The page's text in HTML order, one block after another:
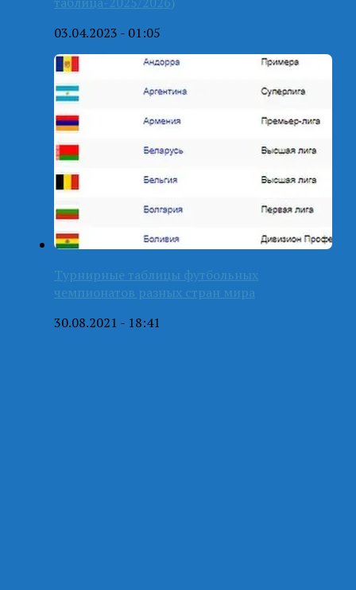
03.04.2023 - 01:05
Турнирные таблицы футбольных
чемпионатов разных стран мира
30.08.2021 - 18:41